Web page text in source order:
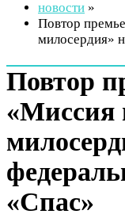
новости »
Повтор
милосердия»
Повтор
«Миссия
«Спас»